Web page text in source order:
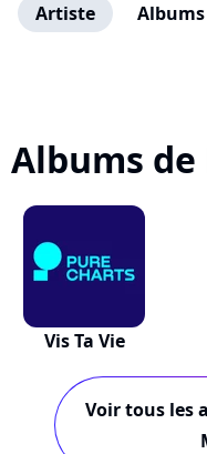
Artiste
Albums de
Vis Ta Vie
Voir tous les